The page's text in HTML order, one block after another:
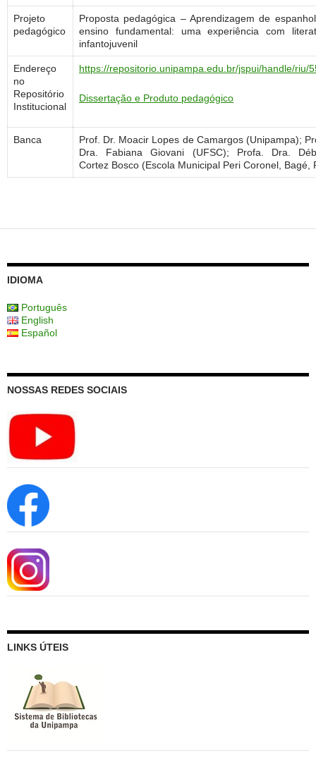
Projeto
pedagógico
Proposta pedagógica – Aprendizagem de
ensino fundamental: uma experiência com
infantojuvenil
Endereço
no
Repositório
Institucional
https://repositorio.unipampa.edu.br/jspui/handle/riu/
Dissertação e Produto pedagógico
Banca
Prof. Dr. Moacir Lopes de Camargos (Unipampa);
Dra. Fabiana Giovani (UFSC); Profa. Dra.
Cortez Bosco (Escola Municipal Peri Coronel, Bagé,
IDIOMA
Português
English
Español
NOSSAS REDES SOCIAIS
LINKS ÚTEIS